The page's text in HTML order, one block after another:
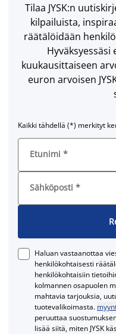
Tilaa JYSK:n
kilpailuista,
räätälöidään
kuukausittaiseen
euron arvoisen
Kaikki tähdellä (*) merkityt
Etunimi *
Sähköposti *
Haluan vastaanottaa
henkilökohtaisesti
henkilökohtaisiin
kolmannen osapuolen
mahtavia tarjouksia,
tuotevalikoimasta.
peruuttaa
lisää siitä, miten JYSK